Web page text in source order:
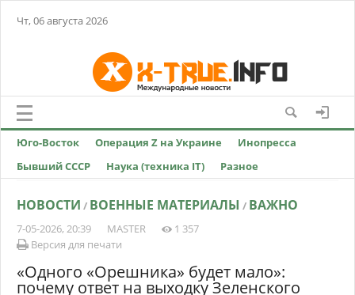
Чт, 06 августа 2026
Юго-Восток Операция Z на Украине
Инопресса
Бывший СССР
Наука (техника IT) Разное
НОВОСТИ / ВОЕННЫЕ МАТЕРИАЛЫ / ВАЖНО
7-05-2026, 20:39 MASTER
1 357
Версия для печати
«Одного «Орешника» будет мало»:
почему ответ на выходку Зеленского